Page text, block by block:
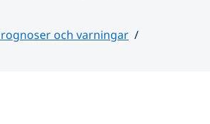
och varningar